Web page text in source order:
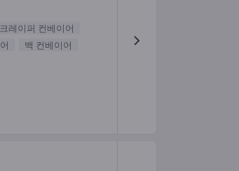
레이퍼 컨베이어
백 컨베이어